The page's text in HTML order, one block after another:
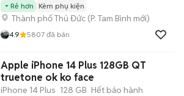
Rẻ hơn Kèm phụ kiện
Thành phố Thủ Đức (P. Tam Bình mới)
4.9 5807 đã bán
Apple iPhone 14 Plus 128GB QT
truetone ok ko face
iPhone 14 Plus 128 GB Hết bảo hành